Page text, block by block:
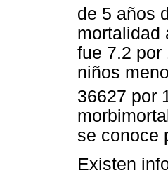
de 5 años
mortalidad
fue 7.2 por
niños
36627 por
se conoce
Existen